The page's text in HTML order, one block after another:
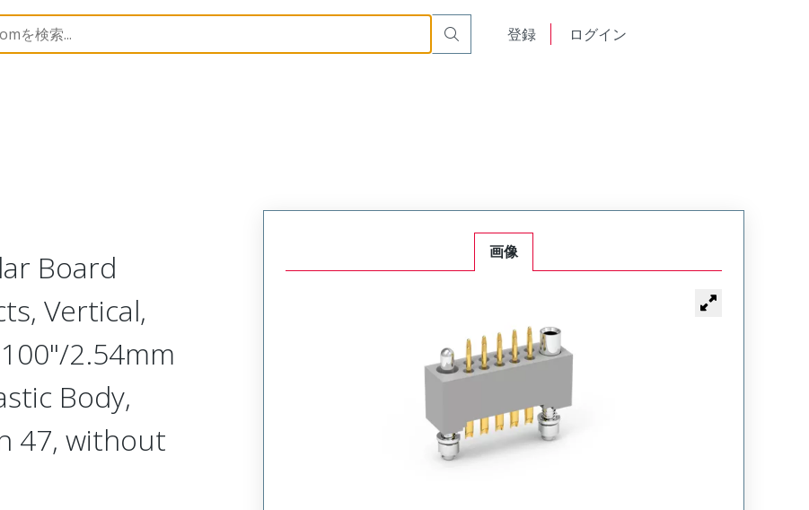
登録 ログイン
Rectangular, Plastic, 2 Row, Vertical Board or Cable Mount Plug
Board
Vertical,
2.54mm
Body,
47, without
画像